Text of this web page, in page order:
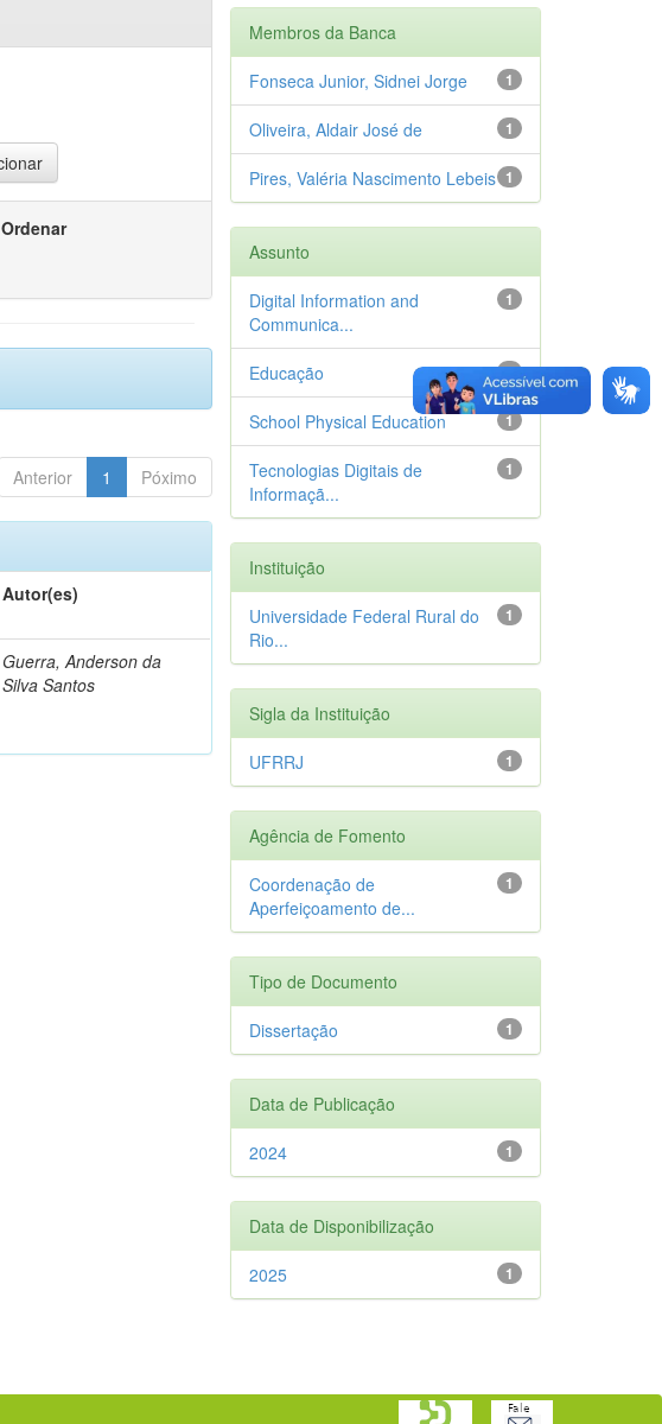
Ordenar
Anterior 1 Póximo
Autor(es)
Guerra, Anderson da
Silva Santos
Membros da Banca
1
Fonseca Junior, Sidnei Jorge
1
Oliveira, Aldair José de
1
Pires, Valéria Nascimento Lebeis
Assunto
1
Digital Information and
Communica...
1
Educação
1
School Physical Education
1
Tecnologias Digitais de
Informaçã...
Instituição
1
Universidade Federal Rural do
Rio...
Sigla da Instituição
1
UFRRJ
Agência de Fomento
1
Coordenação de
Aperfeiçoamento de...
Tipo de Documento
1
Dissertação
Data de Publicação
1
2024
Data de Disponibilização
1
2025